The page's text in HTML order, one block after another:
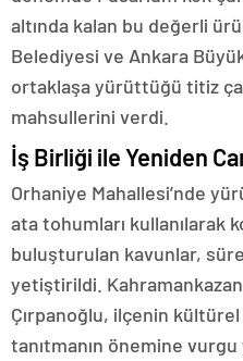
altında kalan bu değerli
Belediyesi ve Ankara
ortaklaşa yürüttüğü titiz
mahsullerini verdi.
İş Birliği ile Yeniden
Orhaniye Mahallesi’nde
ata tohumları kullanılarak
buluşturulan kavunlar,
yetiştirildi.
Çırpanoğlu, ilçenin
tanıtmanın önemine